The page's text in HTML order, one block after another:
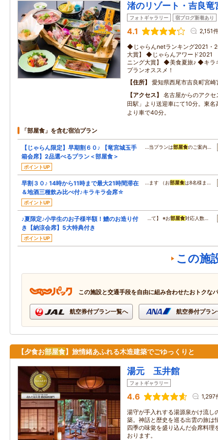
渚のリゾート・吉良竜
フォトギャラリー 宿ブログ新着あり
4.1 2,151
◆じゃらんnetランキング2021・
大賞】 ◆じゃらんアワード2021
ニング大賞】 ◆美食夏旅♪ ◆キラ
プランオススメ！
住所
愛知県西尾市吉良町宮崎
アクセス
名古屋からのアク
田駅」より送迎車にて10分。東名
より車で40分。
「部屋食」を含む宿泊プラン
【じゃらん限定】早期割６０♪ 【竜宮城玉手
箱会席】2品選べるプラン＜部屋食＞
ポイントUP
…当プランは部屋食のご案内…
早割３０♪ 14時から11時まで最大21時間滞在
＆地酒三種飲み比べ付♪キラキラ会席☆
ポイントUP
…ます （お部屋食は8名様ま…
♪夏限定♪小学生のお子様半額！鱧のお造り付
き【納涼会席】5大特典付き
ポイントUP
…て】 ※お部屋食対応人数…
この施
この施設と交通手段を自由に組み合わせたおトクな
航空券付プラン一覧へ 航空券付プラ
【夕食お部屋食】旅情緒あふれる木造建築でごゆっくりと
湯元 玉井館
フォトギャラリー
4.6 1,297
湯守が手入れする湯源泉かけ流し
築。神話と歴史を巡る出雲の旅は
四季の味覚を盛り込んだ会席料理
おります。